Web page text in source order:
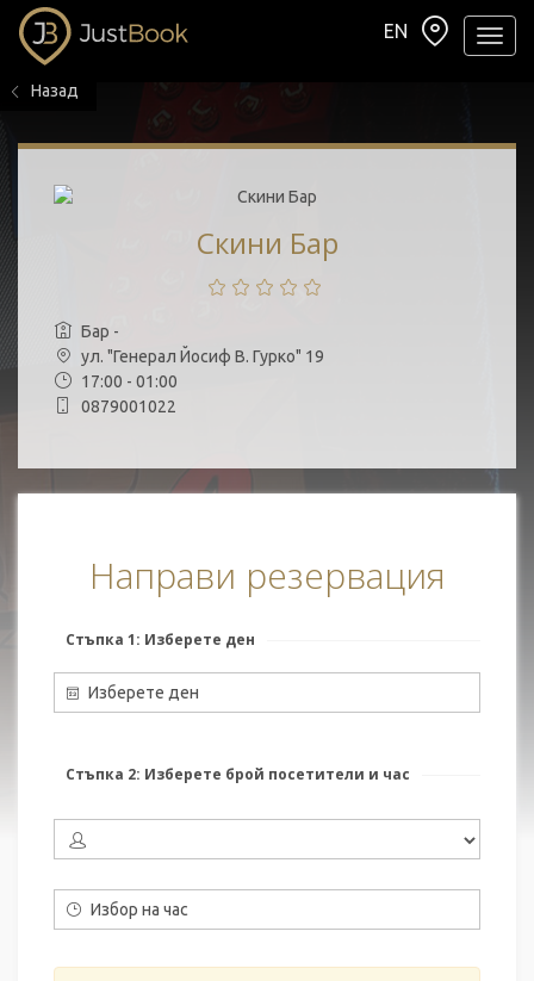
EN
Назад
Скини Бар
Бар -
ул. "Генерал Йосиф В. Гурко" 19
17:00 - 01:00
0879001022
Направи резервация
Стъпка 1: Изберете ден
Изберете ден
Стъпка 2: Изберете брой посетители и час
Избор на час